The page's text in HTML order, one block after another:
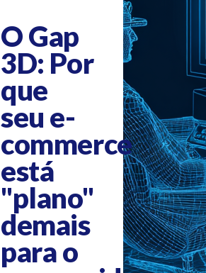
O Gap
3D: Por
que
seu e-
commerce
está
"plano"
demais
para o